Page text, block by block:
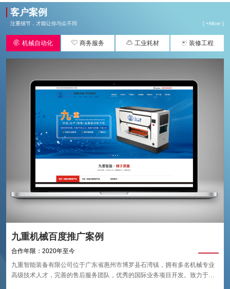
客户案例
注重细节，才能让你与众不同 [ +More ]
 机械自动化  商务服务  工业耗材  装修工程
九重机械百度推广案例
合作年限：2020年至今
九重智能装备有限公司位于广东省惠州市博罗县石湾镇，拥有多名机械专业
高级技术人才，完善的售后服务团队，优秀的国际业务项目开发。致力于四